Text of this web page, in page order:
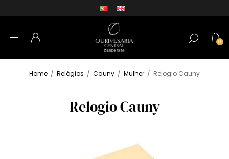
0
Home / Relógios / Cauny / Mulher / Relogio Cauny
Relogio Cauny